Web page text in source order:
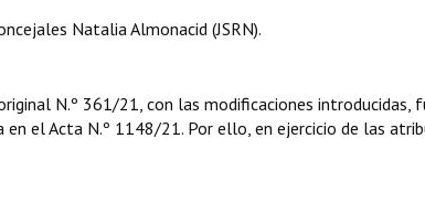
Natalia Almonacid (JSRN).
N.º 361/21, con las modificaciones
en el Acta N.º 1148/21. Por ello, en ejercicio de las